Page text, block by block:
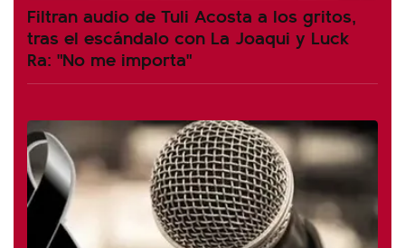
Filtran audio de Tuli Acosta a los gritos,
tras el escándalo con La Joaqui y Luck
Ra: "No me importa"